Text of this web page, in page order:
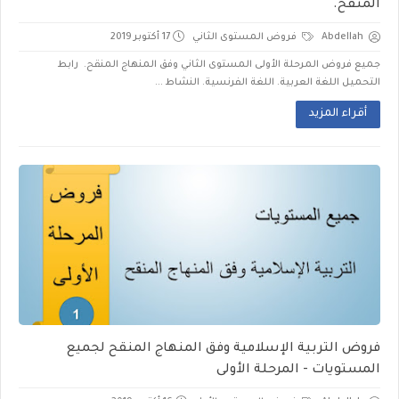
المنقح.
Abdellah فروض المستوى الثاني 17 أكتوبر 2019
جميع فروض المرحلة الأولى المستوى الثاني وفق المنهاج المنقح. رابط
التحميل اللغة العربية. اللغة الفرنسية. النشاط ...
أقراء المزيد
فروض التربية الإسلامية وفق المنهاج المنقح لجميع
المستويات - المرحلة الأولى